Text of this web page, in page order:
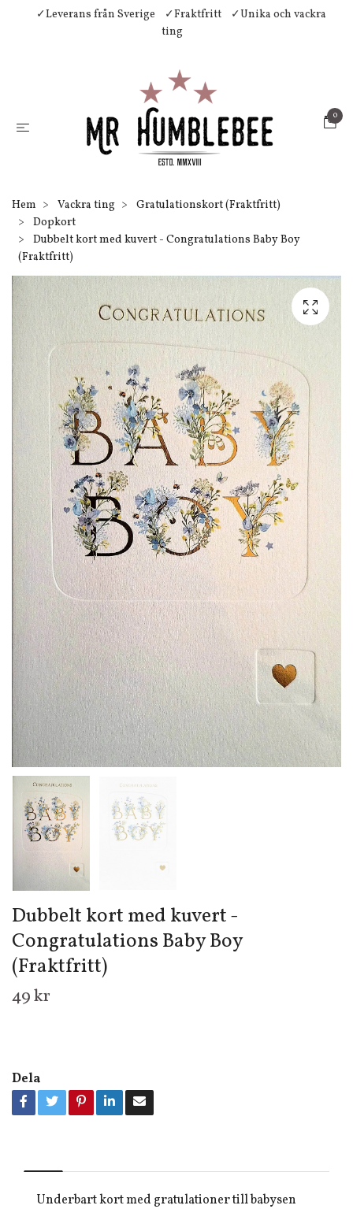
✓Leverans från Sverige ✓Fraktfritt
✓Unika och vackra
ting
0
Hem Vackra ting
Gratulationskort (Fraktfritt)
Dopkort
Dubbelt kort med kuvert - Congratulations Baby Boy
(Fraktfritt)
Dubbelt kort med kuvert -
Congratulations Baby Boy
(Fraktfritt)
49 kr
Dela
Underbart kort med gratulationer till babysen